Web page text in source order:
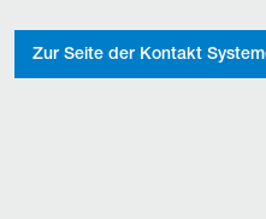
Zur Seite der Kontakt